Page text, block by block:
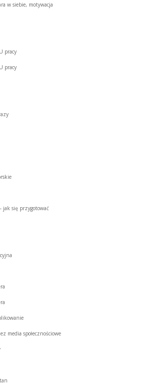
w siebie, motywacja
pracy
pracy
jak się przygotować
media społecznościowe